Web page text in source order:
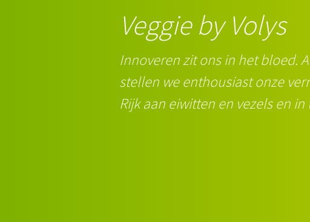
Veggie by Volys
Innoveren zit ons in het bloed.
stellen we enthousiast onze
Rijk aan eiwitten en vezels en